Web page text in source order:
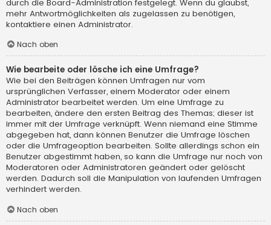
durch die Board-Administration festgelegt. Wenn du glaubst,
mehr Antwortmöglichkeiten als zugelassen zu benötigen,
kontaktiere einen Administrator.
Nach oben
Wie bearbeite oder lösche ich eine Umfrage?
Wie bei den Beiträgen können Umfragen nur vom
ursprünglichen Verfasser, einem Moderator oder einem
Administrator bearbeitet werden. Um eine Umfrage zu
bearbeiten, ändere den ersten Beitrag des Themas; dieser ist
immer mit der Umfrage verknüpft. Wenn niemand eine Stimme
abgegeben hat, dann können Benutzer die Umfrage löschen
oder die Umfrageoption bearbeiten. Sollte allerdings schon ein
Benutzer abgestimmt haben, so kann die Umfrage nur noch von
Moderatoren oder Administratoren geändert oder gelöscht
werden. Dadurch soll die Manipulation von laufenden Umfragen
verhindert werden.
Nach oben